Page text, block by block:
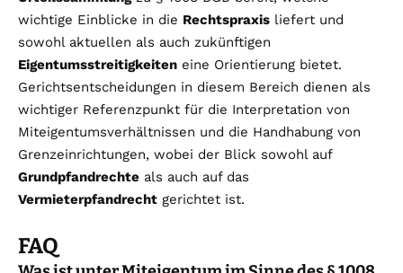
wichtige Einblicke in die Rechtspraxis liefert und
sowohl aktuellen als auch zukünftigen
Eigentumsstreitigkeiten eine Orientierung bietet.
Gerichtsentscheidungen in diesem Bereich dienen als
wichtiger Referenzpunkt für die Interpretation von
Miteigentumsverhältnissen und die Handhabung von
Grenzeinrichtungen, wobei der Blick sowohl auf
Grundpfandrechte als auch auf das
Vermieterpfandrecht gerichtet ist.
FAQ